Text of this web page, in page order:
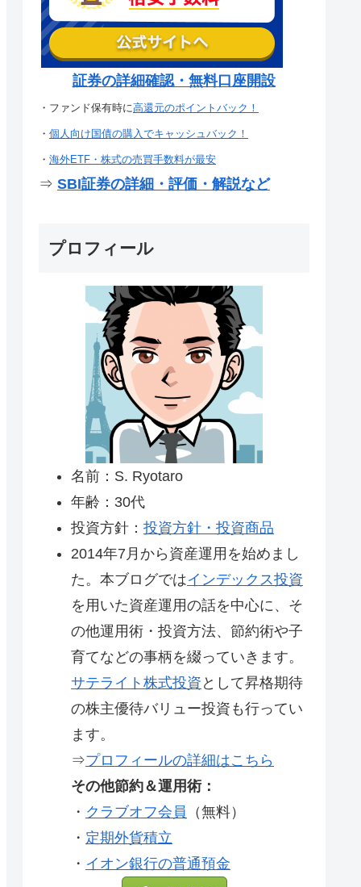
証券の詳細確認・無料口座開設
・ファンド保有時に高還元のポイントバック！
・ 個人向け国債の購入でキャッシュバック！
・ 海外ETF・株式の売買手数料が最安
⇒ SBI証券の詳細・評価・解説など
プロフィール
名前：S. Ryotaro
年齢：30代
投資方針： 投資方針・投資商品
2014年7月から資産運用を始めまし
た。本ブログではインデックス投資
を用いた資産運用の話を中心に、そ
の他運用術・投資方法、節約術や子
育てなどの事柄を綴っていきます。
サテライト株式投資 として昇格期待
の株主優待バリュー投資も行ってい
ます。
⇒プロフィールの詳細はこちら
その他節約＆運用術：
・ クラブオフ会員 （無料）
・ 定期外貨積立
・ イオン銀行の普通預金